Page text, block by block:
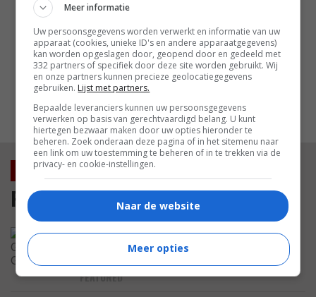
FEATURED
Deze peperdure actiefilm was 3 jaar
geleden een van de grootste flops
aan de bioscoopkassa's
FEATURED
MEEST GELEZEN
Nieuws
Film
Deze grootse en mooie film met
Leonardo DiCaprio uit 2013 werd al 4
FEATURED
Meer informatie
Uw persoonsgegevens worden verwerkt en informatie van uw
apparaat (cookies, unieke ID's en andere apparaatgegevens)
kan worden opgeslagen door, geopend door en gedeeld met
332 partners of specifiek door deze site worden gebruikt. Wij
en onze partners kunnen precieze geolocatiegegevens
gebruiken. Lijst met partners.
Bepaalde leveranciers kunnen uw persoonsgegevens
verwerken op basis van gerechtvaardigd belang. U kunt
hiertegen bezwaar maken door uw opties hieronder te
beheren. Zoek onderaan deze pagina of in het sitemenu naar
een link om uw toestemming te beheren of in te trekken via de
privacy- en cookie-instellingen.
Naar de website
Meer opties